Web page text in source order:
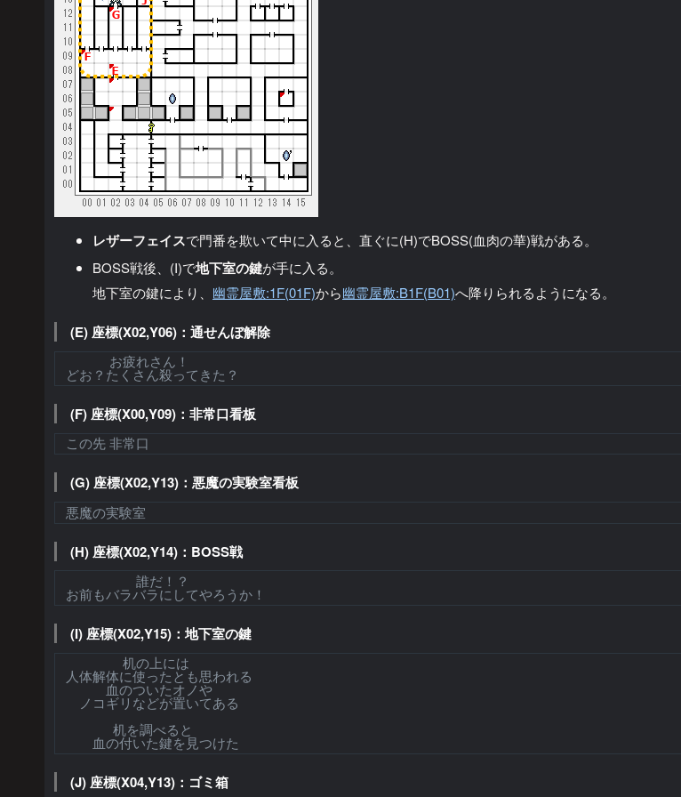
レザーフェイスで門番を欺いて中に入ると、直ぐに(H)でBOSS(血肉の華)戦がある。
BOSS戦後、(I)で地下室の鍵が手に入る。
地下室の鍵により、 幽霊屋敷:1F(01F)から幽霊屋敷:B1F(B01)へ降りられるようになる。
(E) 座標(X02,Y06)：通せんぼ解除
お疲れさん！
どお？たくさん殺ってきた？
(F) 座標(X00,Y09)：非常口看板
この先 非常口
(G) 座標(X02,Y13)：悪魔の実験室看板
悪魔の実験室
(H) 座標(X02,Y14)：BOSS戦
誰だ！？
お前もバラバラにしてやろうか！
(I) 座標(X02,Y15)：地下室の鍵
机の上には
人体解体に使ったとも思われる
血のついたオノや
ノコギリなどが置いてある
机を調べると
血の付いた鍵を見つけた
(J) 座標(X04,Y13)：ゴミ箱